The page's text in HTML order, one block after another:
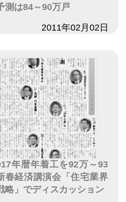
測は84～90万戸
2011年02月02日
年暦年着工を92万～93
春経済講演会「住宅業界
略」でディスカッション